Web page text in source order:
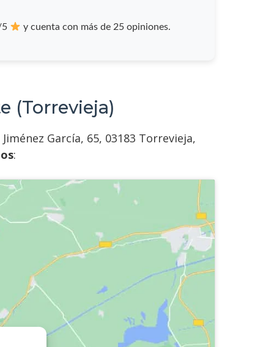
5 y cuenta con más de 25 opiniones.
(Torrevieja)
García, 65, 03183 Torrevieja,
: